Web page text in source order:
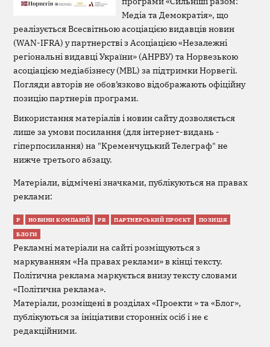
Медіа та Демократія», що
реалізується Всесвітньою асоціацією видавців новин
(WAN-IFRA) у партнерстві з Асоціацією «Незалежні
регіональні видавці України» (АНРВУ) та Норвезькою
асоціацією медіабізнесу (MBL) за підтримки Норвегії.
Погляди авторів не обов’язково відображають офіційну
позицію партнерів програми.
Використання матеріалів і новин сайту дозволяється
лише за умови посилання (для інтернет-видань -
гіперпосилання) на "Кременчуцький Телеграф" не
нижче третього абзацу.
Матеріали, відмічені значками, публікуються на правах
реклами:
Р НОВИНИ КОМПАНІЙ PR ПАРТНЕРСЬКИЙ ПРОЄКТ ПОЗИЦІЯ
БЛОГИ
Рекламні матеріали на сайті розміщуються з
маркуванням «На правах реклами» в кінці тексту.
Політична реклама маркується внизу тексту словами
«Політична реклама».
Матеріали, розміщені в розділах «Проекти » та «Блог»,
публікуються за ініціативи сторонніх осіб і не є
редакційними.